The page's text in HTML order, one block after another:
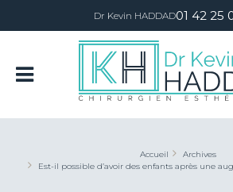
Dr Kevin HADDAD01 42 25
Accueil
Archives
Est-il possible d’avoir des enfants après une